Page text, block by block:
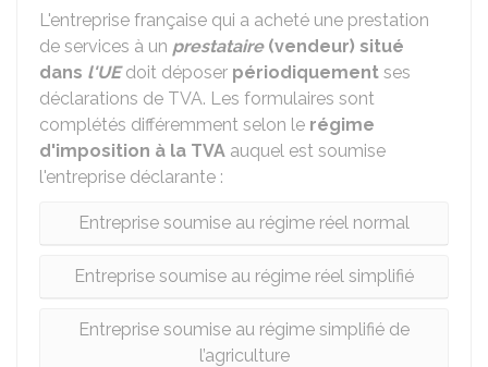
L'entreprise française qui a acheté une prestation
de services à un prestataire(vendeur) situé
dans l'UEdoit déposer périodiquement ses
déclarations de TVA. Les formulaires sont
complétés différemment selon le régime
d'imposition à la TVA auquel est soumise
l'entreprise déclarante :
Entreprise soumise au régime réel normal
Entreprise soumise au régime réel simplifié
Entreprise soumise au régime simplifié de
l’agriculture